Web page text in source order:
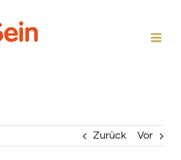
Zurück Vor